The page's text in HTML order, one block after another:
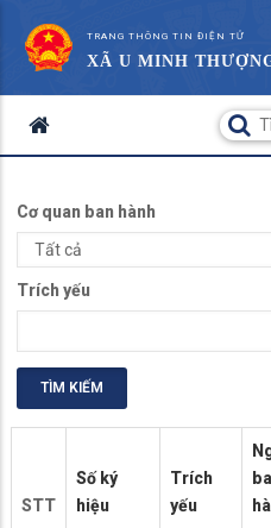
TRANG THÔNG TIN ĐIỆN TỬ
XÃ U MINH
Cơ quan ban hành
Trích yếu
STT
Số ký
hiệu
Trích
yếu